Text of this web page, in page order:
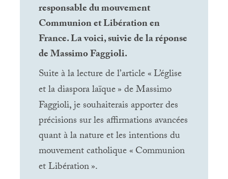
responsable du mouvement
Communion et Libération en
France. La voici, suivie de la réponse
de Massimo Faggioli.
Suite à la lecture de l’article «L’église
et la diaspora laïque» de Massimo
Faggioli, je souhaiterais apporter des
précisions sur les affirmations avancées
quant à la nature et les intentions du
mouvement catholique «Communion
et Libération».